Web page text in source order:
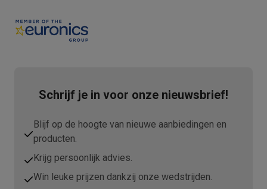
Schrijf je in voor onze nieuwsbrief!
Blijf op de hoogte van nieuwe aanbiedingen en
producten.
Krijg persoonlijk advies.
Win leuke prijzen dankzij onze wedstrijden.